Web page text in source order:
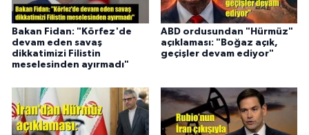
Bakan Fidan: "Körfez'de
devam eden savaş
dikkatimizi Filistin
meselesinden ayırmadı"
ABD ordusundan "Hürmüz"
açıklaması: "Boğaz açık,
geçişler devam ediyor"